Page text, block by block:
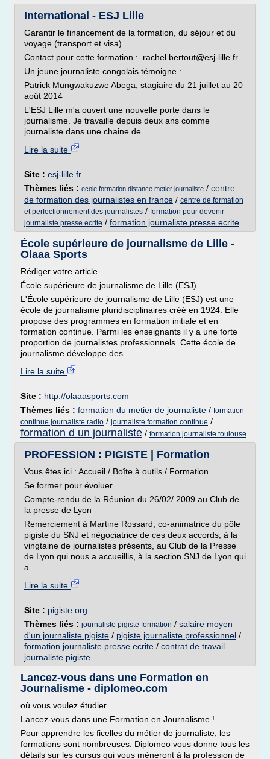
International - ESJ Lille
Garantir le financement de la formation, du séjour et du
voyage (transport et visa).
Contact pour cette formation : rachel.bertout@esj-lille.fr
Un jeune journaliste congolais témoigne :
Patrick Mungwakuzwe Abega, stagiaire du 21 juillet au 20
août 2014
L'ESJ Lille m'a ouvert une nouvelle porte dans le
journalisme. Je travaille depuis deux ans comme
journaliste dans une chaine de...
Lire la suite
Site : esj-lille.fr
Thèmes liés : ecole formation distance metier journaliste / centre
de formation des journalistes en france / centre de formation
et perfectionnement des journalistes / formation pour devenir
journaliste presse ecrite / formation journaliste presse ecrite
École supérieure de journalisme de Lille -
Olaaa Sports
Rédiger votre article
École supérieure de journalisme de Lille (ESJ)
L'École supérieure de journalisme de Lille (ESJ) est une
école de journalisme pluridisciplinaires créé en 1924. Elle
propose des programmes en formation initiale et en
formation continue. Parmi les enseignants il y a une forte
proportion de journalistes professionnels. Cette école de
journalisme développe des...
Lire la suite
Site : http://olaaasports.com
Thèmes liés : formation du metier de journaliste / formation
continue journaliste radio / journaliste formation continue /
formation d un journaliste / formation journaliste toulouse
PROFESSION : PIGISTE | Formation
Vous êtes ici : Accueil / Boîte à outils / Formation
Se former pour évoluer
Compte-rendu de la Réunion du 26/02/ 2009 au Club de
la presse de Lyon
Remerciement à Martine Rossard, co-animatrice du pôle
pigiste du SNJ et négociatrice de ces deux accords, à la
vingtaine de journalistes présents, au Club de la Presse
de Lyon qui nous a accueillis, à la section SNJ de Lyon qui
a...
Lire la suite
Site : pigiste.org
Thèmes liés : journaliste pigiste formation / salaire moyen
d'un journaliste pigiste / pigiste journaliste professionnel /
formation journaliste presse ecrite / contrat de travail
journaliste pigiste
Lancez-vous dans une Formation en
Journalisme - diplomeo.com
où vous voulez étudier
Lancez-vous dans une Formation en Journalisme !
Pour apprendre les ficelles du métier de journaliste, les
formations sont nombreuses. Diplomeo vous donne tous les
détails sur les cursus qui vous mèneront à la profession de